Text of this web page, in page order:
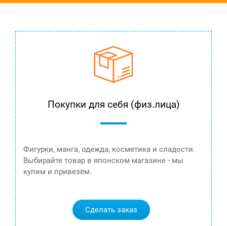
Покупки для себя (физ.лица)
Фигурки, манга, одежда, косметика и сладости.
Выбирайте товар в японском магазине - мы
купим и привезём.
Сделать заказ